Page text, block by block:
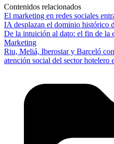
Contenidos relacionados
El marketing en redes sociales
IA desplazan el dominio histórico
De la intuición al dato: el fin de la
Marketing
Riu, Meliá, Iberostar y Barceló
atención social del sector hotelero